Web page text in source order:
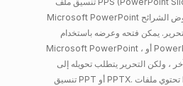
Microsoft PowerPoint مصمم خصيصًا لتقديم عروض الشرائح
يمكن فتحه وعرضه باستخدام
Microsoft PowerPoint ، أو PowerPoint Viewer ، أو برنامج
، ولكن التحرير يتطلب تحويله إلى
تنسيق PPT أو PPTX. تحتوي ملفات PPS على شرائح مقررة